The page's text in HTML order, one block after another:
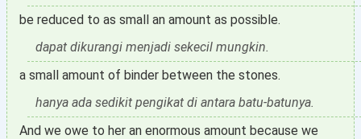
be reduced to as small an amount as possible.
dapat dikurangi menjadi sekecil mungkin.
a small amount of binder between the stones.
hanya ada sedikit pengikat di antara batu-batunya.
And we owe to her an enormous amount because we